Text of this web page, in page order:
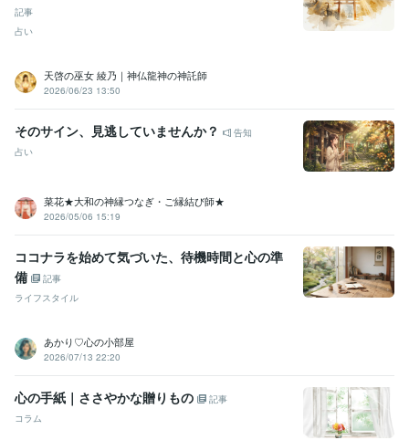
記事
占い
天啓の巫女 綾乃｜神仏龍神の神託師
2026/06/23 13:50
そのサイン、見逃していませんか？
告知
占い
菜花★大和の神縁つなぎ・ご縁結び師★
2026/05/06 15:19
ココナラを始めて気づいた、待機時間と心の準
備
記事
ライフスタイル
あかり♡心の小部屋
2026/07/13 22:20
心の手紙｜ささやかな贈りもの
記事
コラム